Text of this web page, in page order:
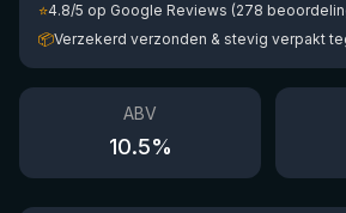
⭐4.8/5 op Google Reviews (278
📦Verzekerd verzonden & stevig verpakt
ABV
10.5%